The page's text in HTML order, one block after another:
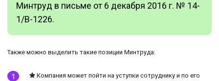
Минтруд в письме от 6 декабря 2016 г. № 14-
1/В-1226.
Также можно выделить такие позиции Минтруда:
Компания может пойти на уступки сотруднику и по его